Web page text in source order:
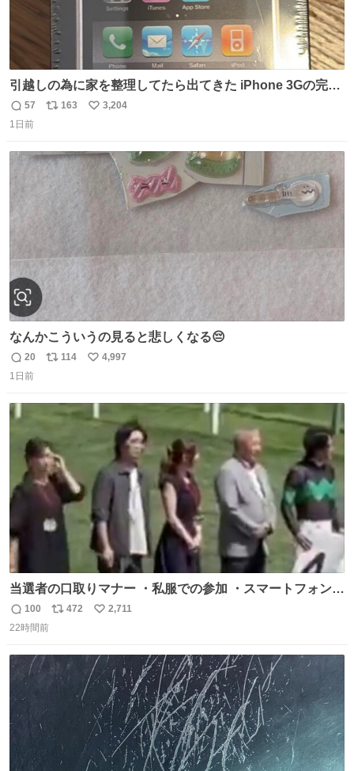
引越しの為に家を整理してたら出てきた iPhone 3Gの完全
未開封品 かなり前に楽天だかで買った多分未使用のデモ機
で-が出るのだと思うんだよね ヤフオクで売れてない190万
本初のモデルではあるけど´д` ; #Apple #iPhone3G
返
信
57
リ
ト
数
163
い
3,204
1日前
なんかこういうの見ると悲しくなる😔
返
信
20
リ
ト
114
い
数
4,997
1日前
当選者の口取りマナー ・私服での参加 ・スマートフォンで
の撮影 ・調教師へ自分から握手を求める行為 ・シャツをズ
ボンにインしていない服装 ・ボディーバッグの着用 私も口
ほしい #DMMバヌーシ
返
信
100
リ
ト
数
472
い
数
2,711
22時間前